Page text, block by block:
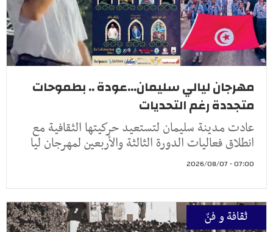
مهرجان ليالي سليمان...عودة .. بطموحات
متجددة رغم التحديات
عادت مدينة سليمان لتستعيد حركيتها الثقافية مع
انطلاق فعاليات الدورة الثالثة والأربعين لمهرجان ليا
07:00 - 2026/08/07
ثقافة و فنّ